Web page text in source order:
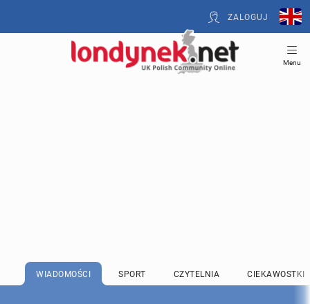
ZALOGUJ
Menu
WIADOMOŚCI SPORT CZYTELNIA CIEKAWOSTKI